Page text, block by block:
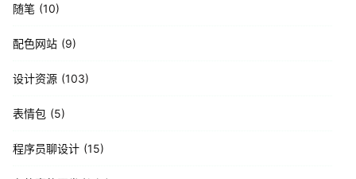
随笔 10
配色网站 9
设计资源 103
表情包 5
程序员聊设计 15